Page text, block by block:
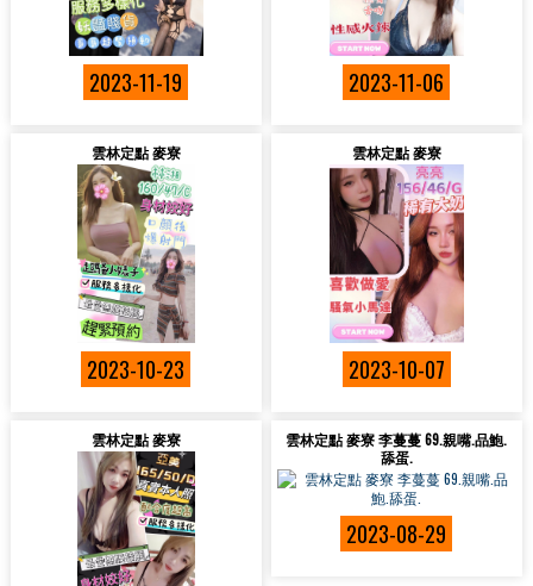
2023-11-19 2023-11-06
雲林定點 麥寮
2023-10-23
雲林定點 麥寮
2023-10-07
雲林定點 麥寮
雲林定點 麥寮 李蔓蔓 69.親嘴.品鮑.
舔蛋.
2023-08-29